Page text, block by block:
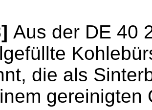
Aus der DE 40
die als
gereinigten